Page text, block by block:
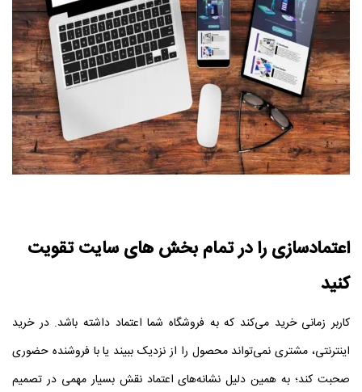
اعتمادسازی را در تمام بخش‌ های سایت تقویت
کنید
کاربر زمانی خرید می‌کند که به فروشگاه شما اعتماد داشته باشد. در خرید
اینترنتی، مشتری نمی‌تواند محصول را از نزدیک ببیند یا با فروشنده حضوری
صحبت کند؛ به همین دلیل نشانه‌های اعتماد نقش بسیار مهمی در تصمیم‌